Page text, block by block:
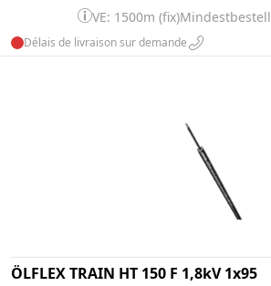
VE: 1500m (fix)
Délais de livraison sur demande
ÖLFLEX TRAIN HT 150 F 1,8kV 1x95